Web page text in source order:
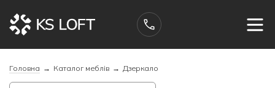
Головна → Каталог меблів → Дзеркало